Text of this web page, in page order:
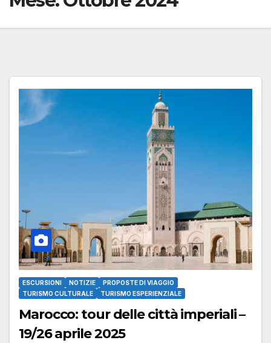
ESCURSIONI NOTIZIE
PROPOSTE DI VIAGGIO
TURISMO CULTURALE
TURISMO ESPERIENZIALE
Marocco: tour delle città imperiali –
19/26 aprile 2025